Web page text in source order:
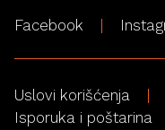
Facebook
Uslovi korišćenja
Isporuka i poštarina